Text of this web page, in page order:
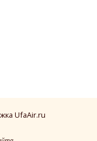
UfaAir.ru